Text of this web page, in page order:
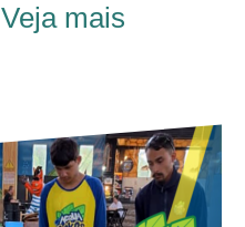
Veja mais